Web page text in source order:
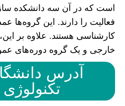
است که در آن سه دانشکده
فعالیت را دارند. این گروه‌ها
کارشناسی هستند. علاوه بر
خارجی و یک گروه دوره‌های
آدرس
تکنولوژی